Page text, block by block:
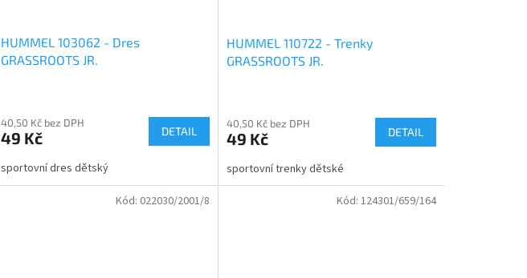
HUMMEL 103062 - Dres
GRASSROOTS JR.
40,50 Kč bez DPH
49 Kč DETAIL
sportovní dres dětský
HUMMEL 110722 - Trenky
GRASSROOTS JR.
40,50 Kč bez DPH
49 Kč DETAIL
sportovní trenky dětské
Kód: 022030/2001/8 Kód: 124301/659/164